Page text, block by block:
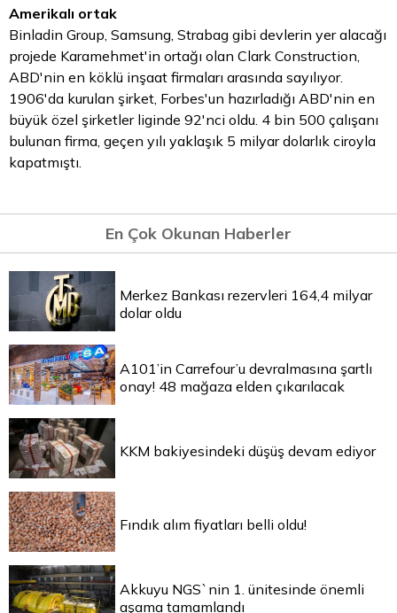
Amerikalı ortak
Binladin Group, Samsung, Strabag gibi devlerin yer alacağı
projede Karamehmet'in ortağı olan Clark Construction,
ABD'nin en köklü inşaat firmaları arasında sayılıyor.
1906'da kurulan şirket, Forbes'un hazırladığı ABD'nin en
büyük özel şirketler liginde 92'nci oldu. 4 bin 500 çalışanı
bulunan firma, geçen yılı yaklaşık 5 milyar dolarlık ciroyla
kapatmıştı.
En Çok Okunan Haberler
Merkez Bankası rezervleri 164,4 milyar
dolar oldu
A101’in Carrefour’u devralmasına şartlı
onay! 48 mağaza elden çıkarılacak
KKM bakiyesindeki düşüş devam ediyor
Fındık alım fiyatları belli oldu!
Akkuyu NGS`nin 1. ünitesinde önemli
aşama tamamlandı